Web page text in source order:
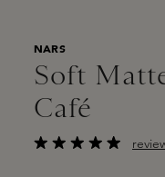
NARS
Soft
Café